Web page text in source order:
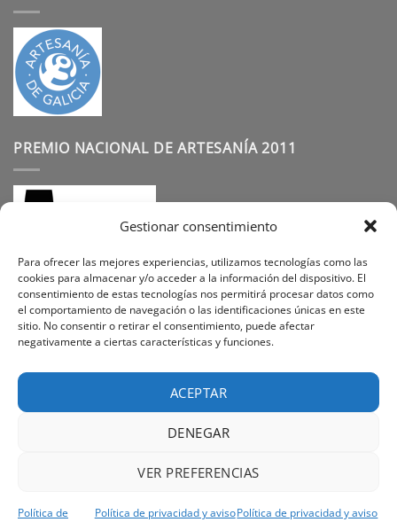
Gestionar consentimiento
Para ofrecer las mejores experiencias, utilizamos tecnologías como las
cookies para almacenar y/o acceder a la información del dispositivo. El
consentimiento de estas tecnologías nos permitirá procesar datos como
el comportamiento de navegación o las identificaciones únicas en este
sitio. No consentir o retirar el consentimiento, puede afectar
negativamente a ciertas características y funciones.
ACEPTAR
DENEGAR
VER PREFERENCIAS
Política de
Política de privacidad y avisoPolítica de privacidad y aviso
PREMIO NACIONAL DE ARTESANÍA 2011
SÍGUENOS
TÉRMINOS Y CONDICIONES